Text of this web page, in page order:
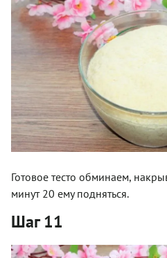
Готовое тесто обминаем,
минут 20 ему подняться.
Шаг 11